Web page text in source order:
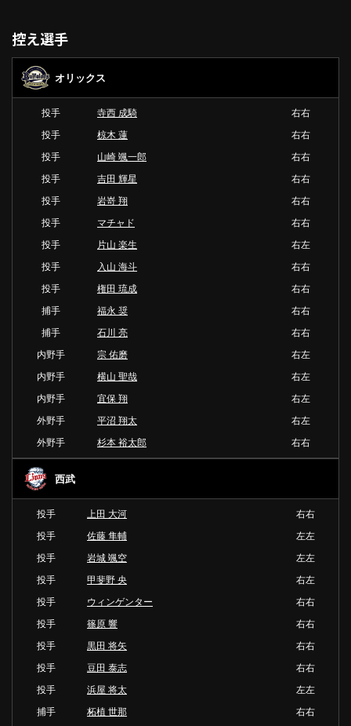
控え選手
オリックス
投手 寺西 成騎
右右
投手
椋木 蓮
右右
投手
山崎 颯一郎
右右
投手
吉田 輝星
右右
投手
岩嵜 翔
右右
投手
マチャド
右右
投手
片山 楽生
右左
投手
入山 海斗
右右
投手
権田 琉成
右右
捕手
福永 奨
右右
捕手
石川 亮
右右
内野手
宗 佑磨
右左
内野手
横山 聖哉
右左
内野手
宜保 翔
右左
外野手
平沼 翔太
右左
外野手
杉本 裕太郎 右右
西武
投手 上田 大河
右右
投手
佐藤 隼輔
左左
投手
岩城 颯空
左左
投手
甲斐野 央
右左
投手
ウィンゲンター
右右
投手
篠原 響
右右
投手
黒田 将矢
右右
投手
豆田 泰志
右右
投手
浜屋 将太
左左
捕手
柘植 世那
右右